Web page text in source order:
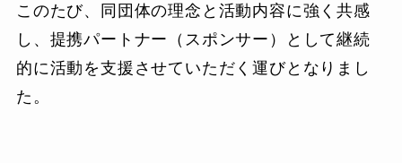
このたび、同団体の理念と活動内容に強く共感
し、提携パートナー（スポンサー）として継続
的に活動を支援させていただく運びとなりまし
た。